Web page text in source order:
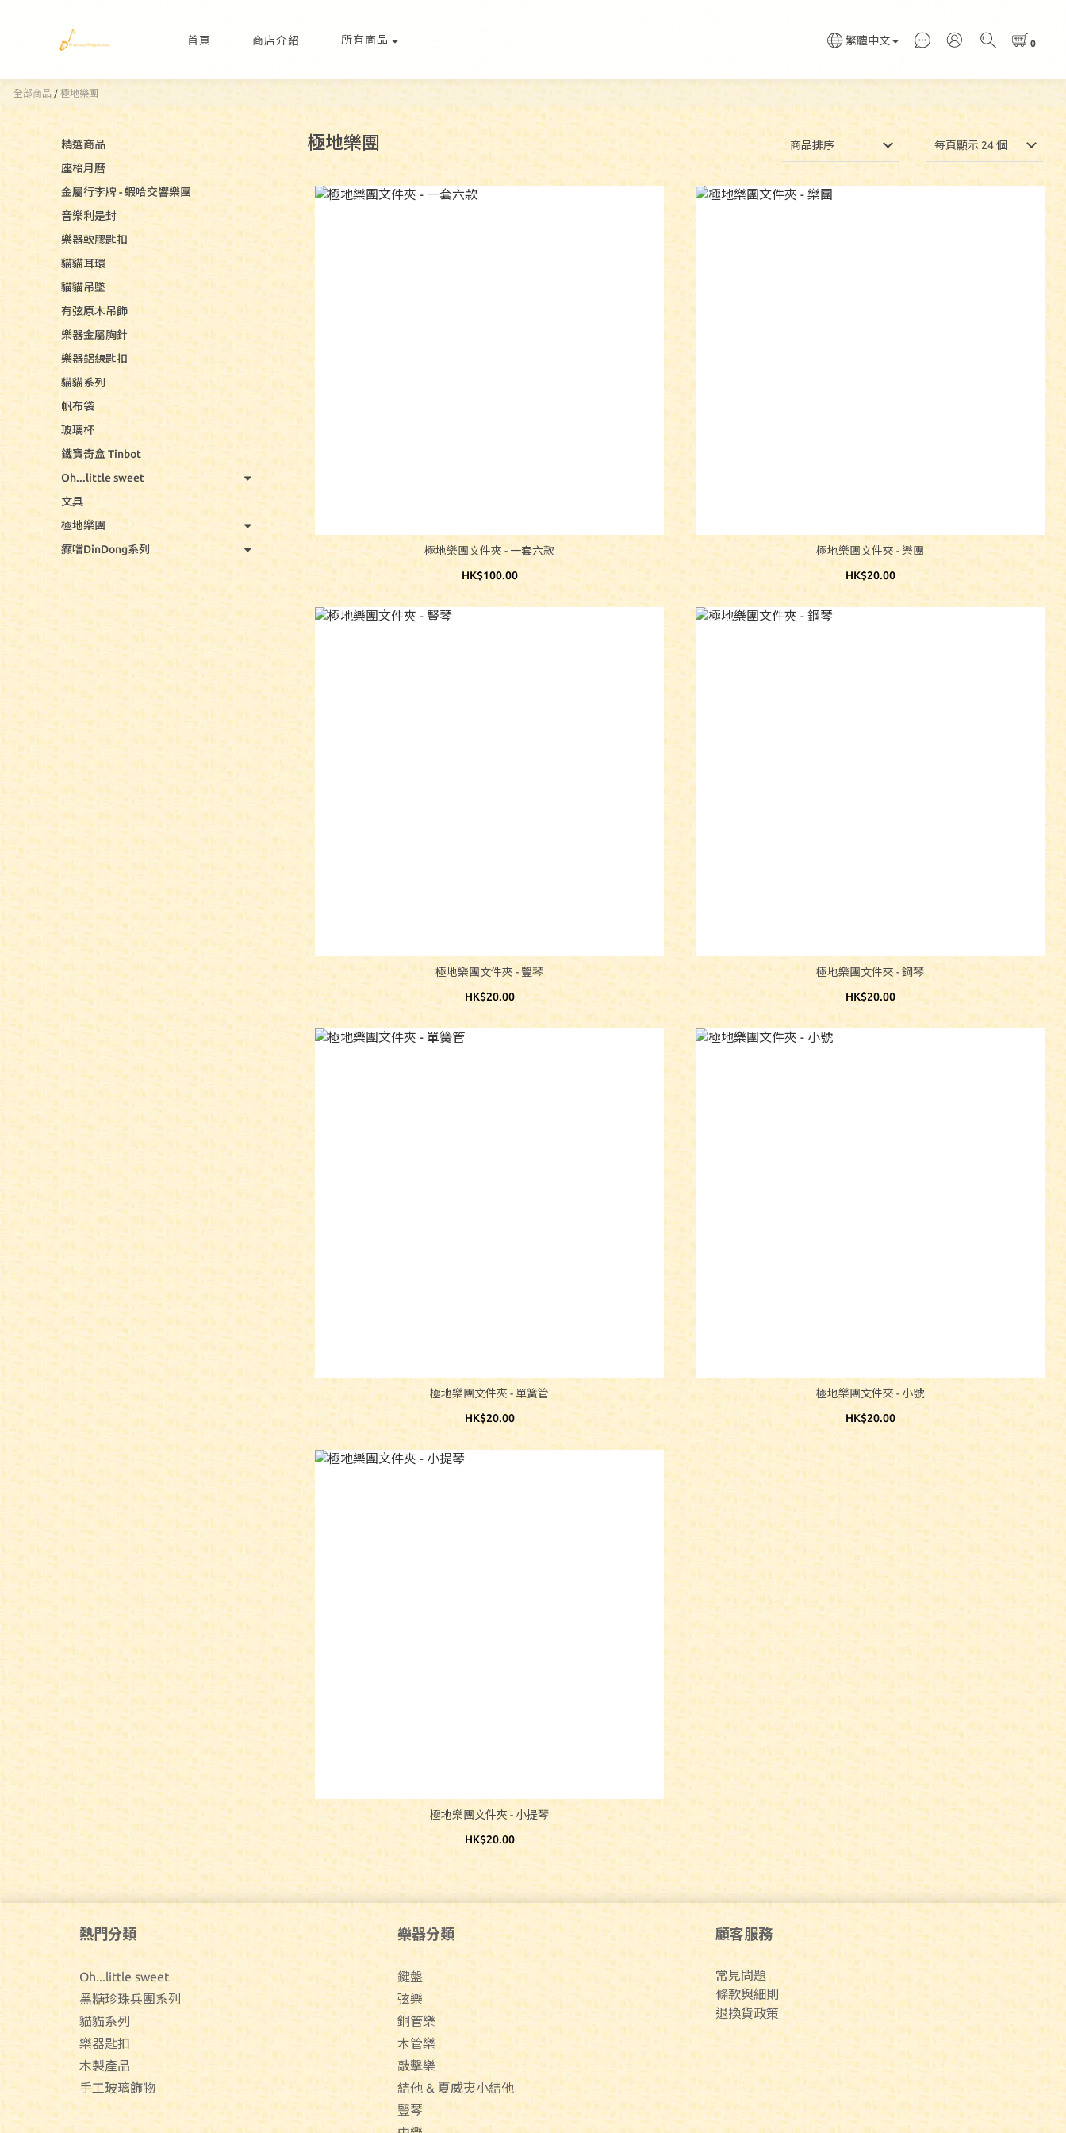
首頁 商店介紹 所有商品 繁體中文
全部商品/ 極地樂團
精選商品
座枱月曆
金屬行李牌 - 蝦哈交響樂團
音樂利是封
樂器軟膠匙扣
貓貓耳環
貓貓吊墜
有弦原木吊飾
樂器金屬胸針
樂器鋁線匙扣
貓貓系列
帆布袋
玻璃杯
鐵寶奇盒 Tinbot
Oh...little sweet
文具
極地樂團
癲噹DinDong系列
極地樂團 商品排序 每頁顯示 24 個
極地樂團文件夾 - 一套六款
HK$100.00
極地樂團文件夾 - 樂團
HK$20.00
極地樂團文件夾 - 豎琴
HK$20.00
極地樂團文件夾 - 鋼琴
HK$20.00
極地樂團文件夾 - 單簧管
HK$20.00
極地樂團文件夾 - 小號
HK$20.00
極地樂團文件夾 - 小提琴
HK$20.00
熱門分類
Oh...little sweet
黑糖珍珠兵團系列
貓貓系列
樂器匙扣
木製產品
手工玻璃飾物
樂器分類
鍵盤
弦樂
銅管樂
木管樂
敲擊樂
結他 & 夏威夷小結他
豎琴
顧客服務
常見問題
條款與細則
退換貨政策